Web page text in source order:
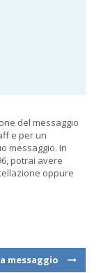
del messaggio
e per un
messaggio. In
potrai avere
oppure
messaggio